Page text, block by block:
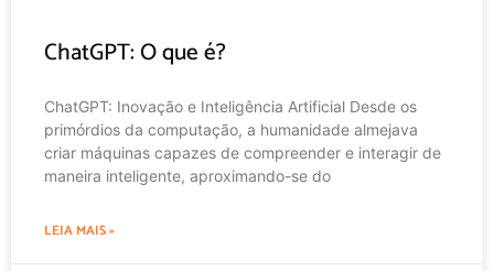
ChatGPT: O que é?
ChatGPT: Inovação e Inteligência Artificial Desde os
primórdios da computação, a humanidade almejava
criar máquinas capazes de compreender e interagir de
maneira inteligente, aproximando-se do
LEIA MAIS »